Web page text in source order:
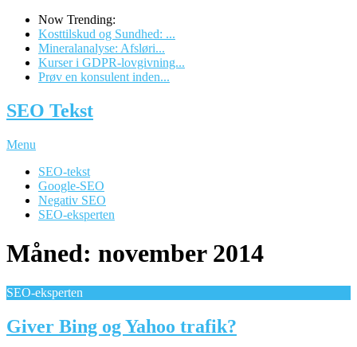
Now Trending:
Kosttilskud og Sundhed: ...
Mineralanalyse: Afsløri...
Kurser i GDPR-lovgivning...
Prøv en konsulent inden...
SEO Tekst
Menu
SEO-tekst
Google-SEO
Negativ SEO
SEO-eksperten
Måned: november 2014
SEO-eksperten
Giver Bing og Yahoo trafik?